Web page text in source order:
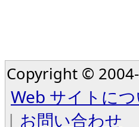
Copyright ©
Web サイトに
| お問い合わせ